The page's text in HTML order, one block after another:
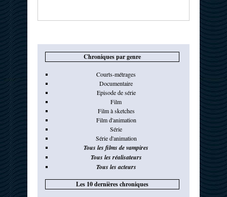
Chroniques par genre
Courts-métrages
Documentaire
Episode de série
Film
Film à sketches
Film d'animation
Série
Série d'animation
Tous les films de vampires
Tous les réalisateurs
Tous les acteurs
Les 10 dernières chroniques